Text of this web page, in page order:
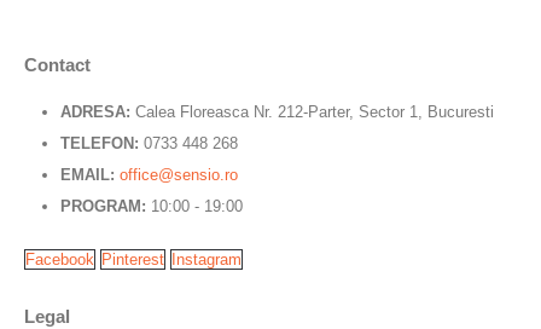
Contact
ADRESA: Calea Floreasca Nr. 212-Parter, Sector 1, Bucuresti
TELEFON: 0733 448 268
EMAIL: office@sensio.ro
PROGRAM: 10:00 - 19:00
Facebook Pinterest Instagram
Legal